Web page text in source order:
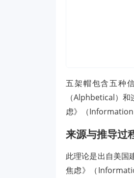
五架帽包含五种
（Alphbetical）
虑》（Information
来源与推导过
此理论是出自美国
焦虑》（